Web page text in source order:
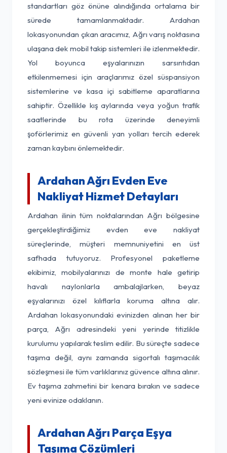
standartları göz önüne alındığında ortalama bir
sürede tamamlanmaktadır. Ardahan
lokasyonundan çıkan aracımız, Ağrı varış noktasına
ulaşana dek mobil takip sistemleri ile izlenmektedir.
Yol boyunca eşyalarınızın sarsıntıdan
etkilenmemesi için araçlarımız özel süspansiyon
sistemlerine ve kasa içi sabitleme aparatlarına
sahiptir. Özellikle kış aylarında veya yoğun trafik
saatlerinde bu rota üzerinde deneyimli
şoförlerimiz en güvenli yan yolları tercih ederek
zaman kaybını önlemektedir.
Ardahan Ağrı Evden Eve
Nakliyat Hizmet Detayları
Ardahan ilinin tüm noktalarından Ağrı bölgesine
gerçekleştirdiğimiz evden eve nakliyat
süreçlerinde, müşteri memnuniyetini en üst
safhada tutuyoruz. Profesyonel paketleme
ekibimiz, mobilyalarınızı de monte hale getirip
havalı naylonlarla ambalajlarken, beyaz
eşyalarınızı özel kılıflarla koruma altına alır.
Ardahan lokasyonundaki evinizden alınan her bir
parça, Ağrı adresindeki yeni yerinde titizlikle
kurulumu yapılarak teslim edilir. Bu süreçte sadece
taşıma değil, aynı zamanda sigortalı taşımacılık
sözleşmesi ile tüm varlıklarınız güvence altına alınır.
Ev taşıma zahmetini bir kenara bırakın ve sadece
yeni evinize odaklanın.
Ardahan Ağrı Parça Eşya
Taşıma Çözümleri